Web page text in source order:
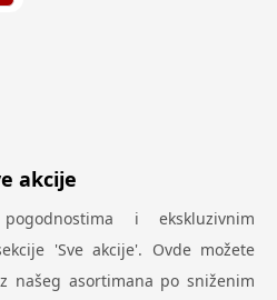
akcije
i ekskluzivnim
'Sve akcije'. Ovde možete
našeg asortimana po sniženim